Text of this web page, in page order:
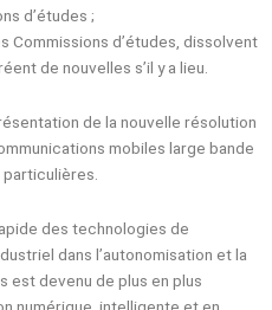
d’études ;
Commissions d’études, dissolvent
de nouvelles s’il y a lieu.
de la nouvelle résolution
mobiles large bande
des technologies de
dans l’autonomisation et la
est devenu de plus en plus